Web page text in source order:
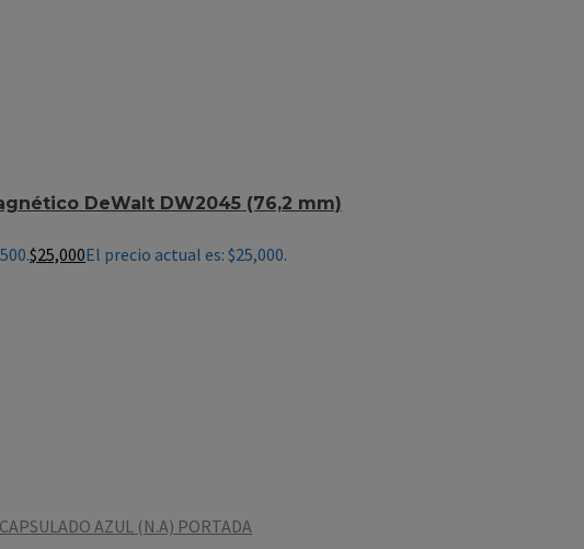
DeWalt DW2045 (76,2 mm)
$25,000El precio actual es: $25,000.